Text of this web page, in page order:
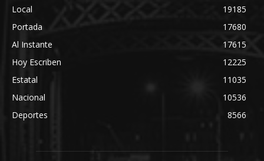
Local
19185
Portada
17680
Al Instante
17615
Hoy Escriben
12225
Estatal
11035
Nacional
10536
Deportes
8566